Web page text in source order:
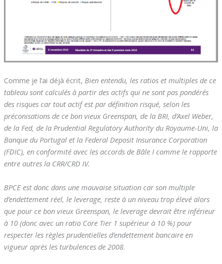
Comme je l’ai déjà écrit, Bien entendu, les ratios et multiples de ce
tableau sont calculés à partir des actifs qui ne sont pas pondérés
des risques car tout actif est par définition risqué, selon les
préconisations de ce bon vieux Greenspan, de la BRI, d’Axel Weber,
de la Fed, de la Prudential Regulatory Authority du Royaume-Uni, la
Banque du Portugal et la Federal Deposit Insurance Corporation
(FDIC), en conformité avec les accords de Bâle I comme le rapporte
entre autres la CRR/CRD IV.
BPCE est donc dans une mauvaise situation car son multiple
d’endettement réel, le leverage, reste à un niveau trop élevé alors
que pour ce bon vieux Greenspan, le leverage devrait être inférieur
à 10 (donc avec un ratio Core Tier 1 supérieur à 10 %) pour
respecter les règles prudentielles d’endettement bancaire en
vigueur après les turbulences de 2008.